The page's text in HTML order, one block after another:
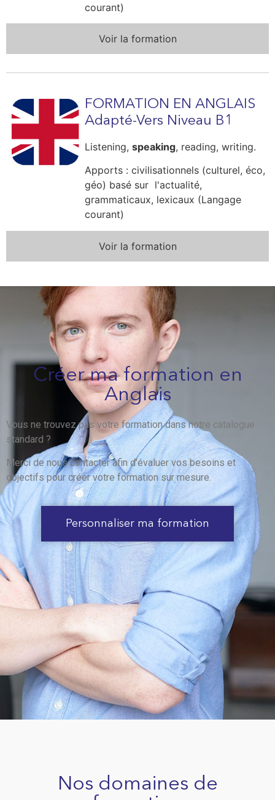
courant)
Voir la formation
FORMATION EN ANGLAIS
Adapté-Vers Niveau B1
Listening,speaking, reading, writing.
Apports : civilisationnels (culturel, éco,
géo) basé sur l'actualité,
grammaticaux, lexicaux (Langage
courant)
Voir la formation
Créer ma formation en
Anglais
Vous ne trouvez pas votre formation dans notre catalogue
standard ?
Merci de nous contacter afin d’évaluer vos besoins et
objectifs pour créer votre formation sur mesure.
Personnaliser ma formation
Nos domaines de